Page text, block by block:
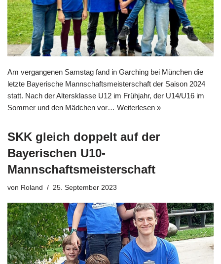
Am vergangenen Samstag fand in Garching bei München die
letzte Bayerische Mannschaftsmeisterschaft der Saison 2024
statt. Nach der Altersklasse U12 im Frühjahr, der U14/U16 im
Sommer und den Mädchen vor… Weiterlesen »
SKK gleich doppelt auf der
Bayerischen U10-
Mannschaftsmeisterschaft
von Roland 25. September 2023